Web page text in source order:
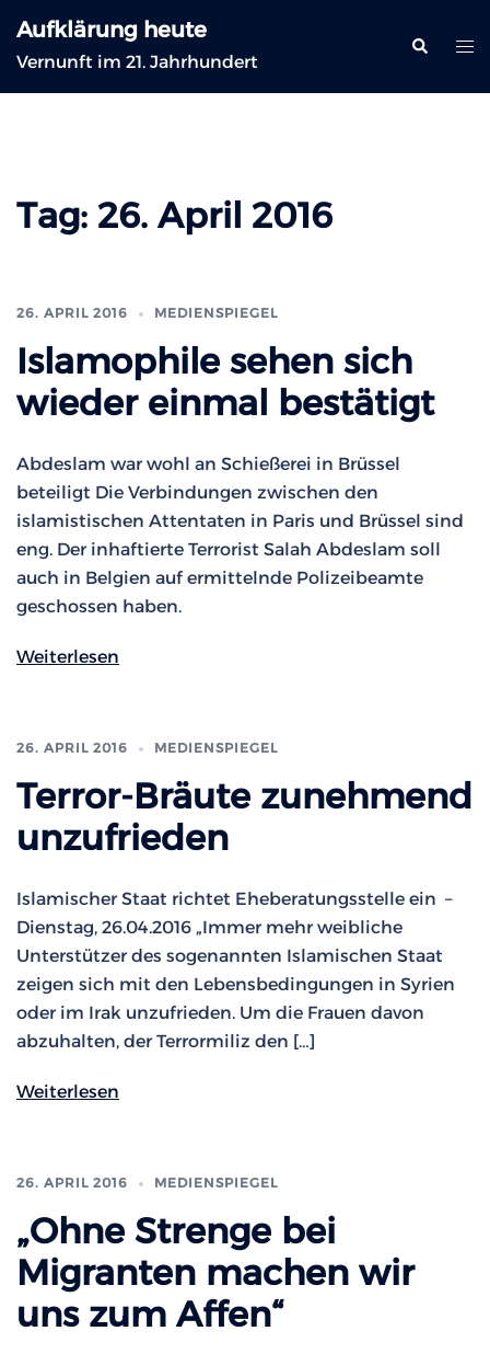
Inhalt
springen
Aufklärung heute
Vernunft im 21. Jahrhundert
Suche
Tag: 26. April 2016
26. APRIL 2016 MEDIENSPIEGEL
Islamophile sehen sich
wieder einmal bestätigt
Abdeslam war wohl an Schießerei in Brüssel
beteiligt Die Verbindungen zwischen den
islamistischen Attentaten in Paris und Brüssel sind
eng. Der inhaftierte Terrorist Salah Abdeslam soll
auch in Belgien auf ermittelnde Polizeibeamte
geschossen haben.
Weiterlesen
26. APRIL 2016 MEDIENSPIEGEL
Terror-Bräute zunehmend
unzufrieden
Islamischer Staat richtet Eheberatungsstelle ein –
Dienstag, 26.04.2016 „Immer mehr weibliche
Unterstützer des sogenannten Islamischen Staat
zeigen sich mit den Lebensbedingungen in Syrien
oder im Irak unzufrieden. Um die Frauen davon
abzuhalten, der Terrormiliz den […]
Weiterlesen
26. APRIL 2016 MEDIENSPIEGEL
„Ohne Strenge bei
Migranten machen wir
uns zum Affen“